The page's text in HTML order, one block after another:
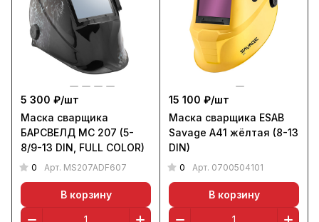
5 300 ₽/шт
Маска сварщика
БАРСВЕЛД МС 207 (5-
8/9-13 DIN, FULL COLOR)
0 Арт. MS207ADF607
В корзину
15 100 ₽/шт
Маска сварщика ESAB
Savage A41 жёлтая (8-13
DIN)
0 Арт. 0700504101
В корзину